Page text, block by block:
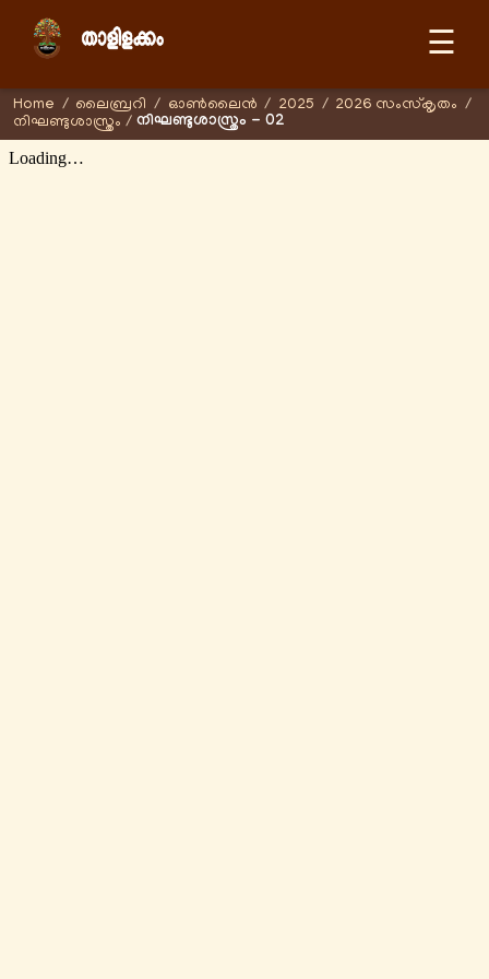
☰
Home / ലൈബ്രറി / ഓണ്‍ലൈന്‍ / 2025 / 2026 സംസ്കൃതം /
നിഘണ്ടുശാസ്ത്രം / നിഘണ്ടുശാസ്ത്രം - 02